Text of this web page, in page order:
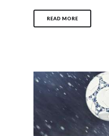
READ MORE